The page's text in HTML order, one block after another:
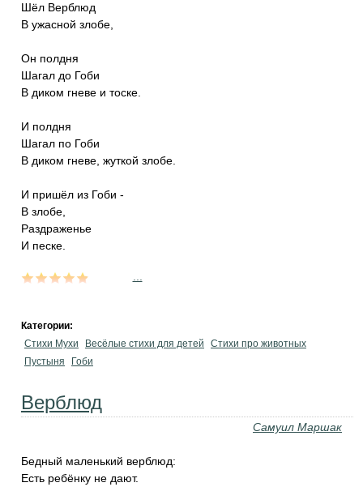
Шёл Верблюд
В ужасной злобе,
Он полдня
Шагал до Гоби
В диком гневе и тоске.
И полдня
Шагал по Гоби
В диком гневе, жуткой злобе.
И пришёл из Гоби -
В злобе,
Раздраженье
И песке.
Категории:
Стихи Мухи
Весёлые стихи для детей
Стихи про животных
Пустыня
Гоби
Верблюд
Самуил Маршак
Бедный маленький верблюд:
Есть ребёнку не дают.